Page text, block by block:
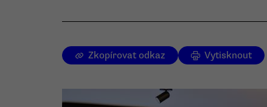
Zkopírovat odkaz Vytisknout